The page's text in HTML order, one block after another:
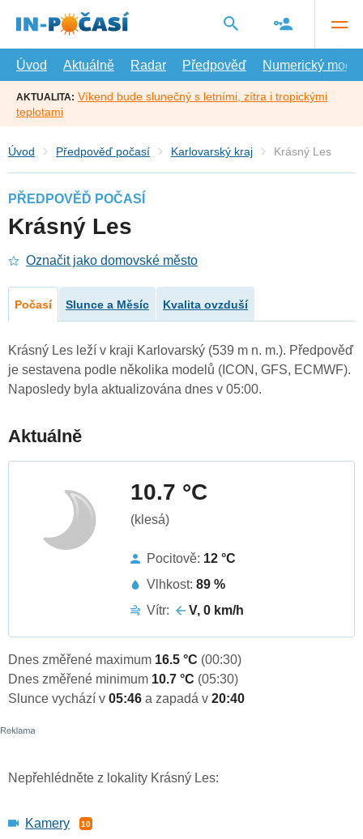
hlavní
Úvod
Aktuálně Radar Předpověď Numerický model
AKTUALITA: Víkend bude slunečný s letními, zítra i tropickými
teplotami
Úvod Předpověď počasí Karlovarský kraj Krásný Les
PŘEDPOVĚĎ POČASÍ
Krásný Les
Označit jako domovské město
Počasí Slunce a Měsíc Kvalita ovzduší
Krásný Les leží v kraji Karlovarský (539 m n. m.). Předpověď
je sestavena podle několika modelů (ICON, GFS, ECMWF).
Naposledy byla aktualizována dnes v 05:00.
Aktuálně
10.7 °C
(klesá)
Pocitově: 12 °C
Vlhkost: 89 %
Vítr:
V, 0 km/h
Dnes změřené maximum 16.5 °C (00:30)
Dnes změřené minimum 10.7 °C (05:30)
Slunce vychází v 05:46 a zapadá v 20:40
Nepřehlédněte z lokality Krásný Les:
Kamery 10